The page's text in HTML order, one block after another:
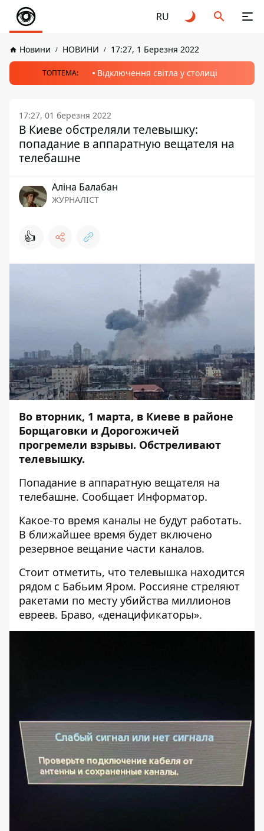
RU
Новини НОВИНИ 17:27, 1 Березня 2022
ТОПТЕМА: Відключення світла у столиці
17:27, 01 березня 2022
В Киеве обстреляли телевышку:
попадание в аппаратную вещателя на
телебашне
Аліна Балабан
ЖУРНАЛІСТ
👍
Во вторник, 1 марта, в Киеве в районе
Борщаговки и Дорогожичей
прогремели взрывы. Обстреливают
телевышку.
Попадание в аппаратную вещателя на
телебашне. Сообщает Информатор.
Какое-то время каналы не будут работать.
В ближайшее время будет включено
резервное вещание части каналов.
Стоит отметить, что телевышка находится
рядом с Бабьим Яром. Россияне стреляют
ракетами по месту убийства миллионов
евреев. Браво, «денацификаторы».